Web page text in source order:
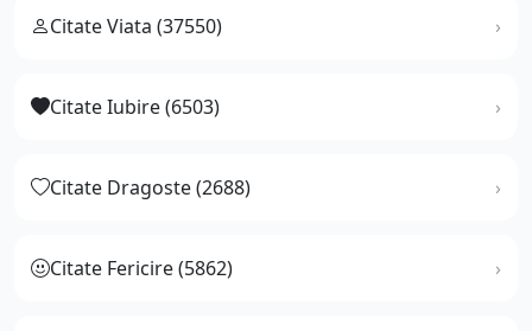
Citate Viata (37550)
Citate Iubire (6503)
Citate Dragoste (2688)
Citate Fericire (5862)